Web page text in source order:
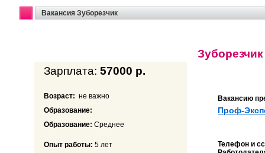
Вакансия Зуборезчик
Зуборезчик
Зарплата: 57000 р.
Возраст: не важно
Образование:
Образование: Среднее
Опыт работы: 5 лет
Вакансию
Проф-
Телефон и